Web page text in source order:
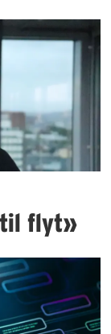
til flyt»